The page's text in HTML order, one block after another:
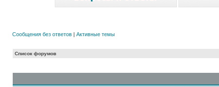
Сообщения без ответов | Активные темы
Список форумов